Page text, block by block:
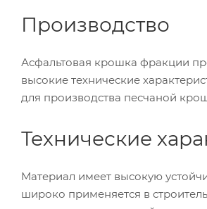
Производство
Асфальтовая крошка фракции
высокие технические
для производства песчаной
Технические
Материал имеет высокую
широко применяется в